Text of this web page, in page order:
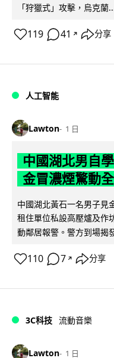
「狩獵式」攻擊，烏克蘭
119 41 ↗ 分享
人工智能
Lawton 1 日
中國湖北男自
金冒濃煙驚動
中國湖北黃石一名男子見
租住單位私設高壓爐及作
動鄰居報警。警方到場揭
110 7 ↗ 分享
3C科技 流動音樂
Lawton 1 日